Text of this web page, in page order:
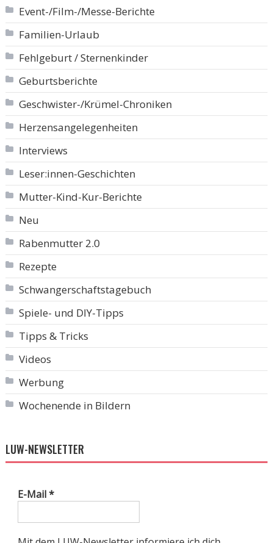
Event-/Film-/Messe-Berichte
Familien-Urlaub
Fehlgeburt / Sternenkinder
Geburtsberichte
Geschwister-/Krümel-Chroniken
Herzensangelegenheiten
Interviews
Leser:innen-Geschichten
Mutter-Kind-Kur-Berichte
Neu
Rabenmutter 2.0
Rezepte
Schwangerschaftstagebuch
Spiele- und DIY-Tipps
Tipps & Tricks
Videos
Werbung
Wochenende in Bildern
LUW-NEWSLETTER
E-Mail*